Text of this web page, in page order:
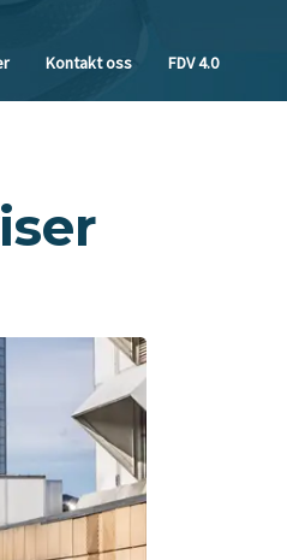
Kontakt oss FDV 4.0